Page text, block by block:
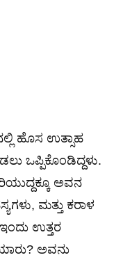
ಹೊಸ ಉತ್ಸಾಹ
ಒಪ್ಪಿಕೊಂಡಿದ್ದಳು.
ಅವನ
ಮತ್ತು ಕರಾಳ
ಉತ್ತರ
ಅವನು